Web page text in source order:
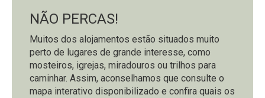
NÃO PERCAS!
Muitos dos alojamentos estão situados muito
perto de lugares de grande interesse, como
mosteiros, igrejas, miradouros ou trilhos para
caminhar. Assim, aconselhamos que consulte o
mapa interativo disponibilizado e confira quais os